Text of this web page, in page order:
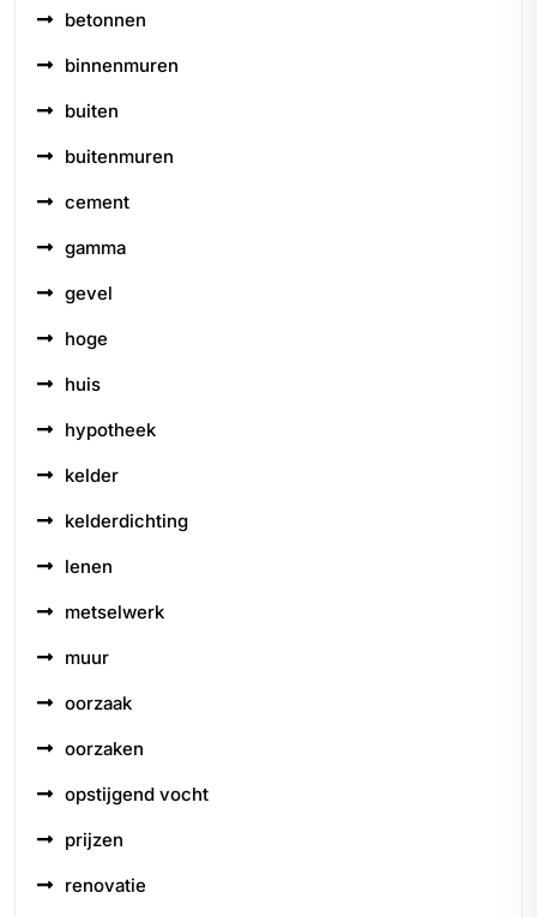
betonnen
binnenmuren
buiten
buitenmuren
cement
gamma
gevel
hoge
huis
hypotheek
kelder
kelderdichting
lenen
metselwerk
muur
oorzaak
oorzaken
opstijgend vocht
prijzen
renovatie